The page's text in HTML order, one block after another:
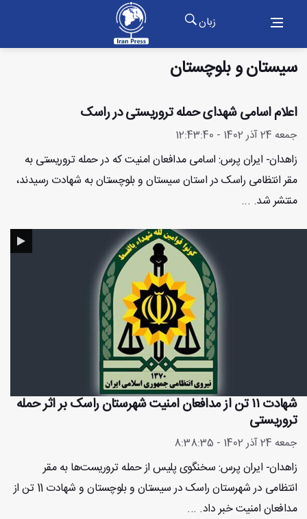
زبان
سیستان و بلوچستان
اعلام اسامی شهدای حمله تروریستی در راسک
جمعه 24 آذر 1402 - 12:43:40
زاهدان- ایران پرس: اسامی مدافعان امنیت که در حمله تروریستی به
مقر انتظامی راسک در استان سیستان و بلوچستان به شهادت رسیدند،
منتشر شد. ...
شهادت ۱۱ تن از مدافعان امنیت شهرستان راسک بر اثر حمله
تروریستی
جمعه 24 آذر 1402 - 8:38:35
زاهدان- ایران پرس: سخنگوی پلیس از حمله تروریست‌ها به مقر
انتظامی در شهرستان راسک در سیستان و بلوچستان و شهادت 11 تن از
مدافعان امنیت خبر داد. ...